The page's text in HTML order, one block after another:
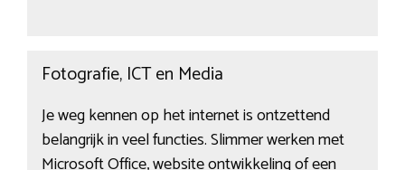
Fotografie, ICT en Media
Je weg kennen op het internet is ontzettend
belangrijk in veel functies. Slimmer werken met